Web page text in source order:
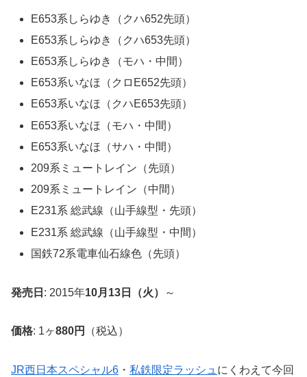
E653系しらゆき（クハ652先頭）
E653系しらゆき（クハ653先頭）
E653系しらゆき（モハ・中間）
E653系いなほ（クロE652先頭）
E653系いなほ（クハE653先頭）
E653系いなほ（モハ・中間）
E653系いなほ（サハ・中間）
209系ミュートレイン（先頭）
209系ミュートレイン（中間）
E231系 総武線（山手線型・先頭）
E231系 総武線（山手線型・中間）
国鉄72系電車仙石線色（先頭）
発売日 : 2015年10月13日（火） ～
価格: 1ヶ880円 （税込）
JR西日本スペシャル6 ・ 私鉄限定ラッシュ にくわえて今回